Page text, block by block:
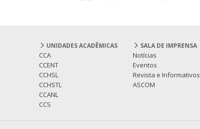
UNIDADES ACADÊMICAS
CCA
CCENT
CCHSL
CCHSTL
CCANL
CCS
SALA DE IMPRENSA
Notícias
Eventos
Revista e Informativos
ASCOM